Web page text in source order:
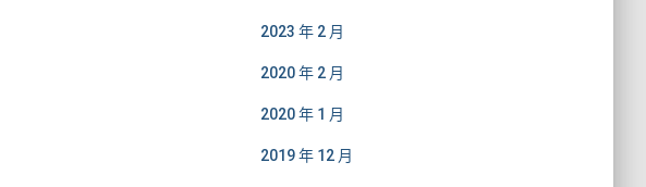
2023 年 2 月
2020 年 2 月
2020 年 1 月
2019 年 12 月